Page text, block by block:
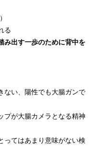
る
み出す一歩のために背中を
ない、陽性でも大腸ガンで
プが大腸カメラとなる精神
ってはあまり意味がない検